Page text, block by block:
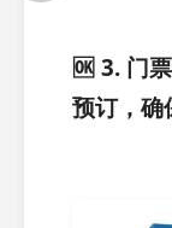
🆗 3. 门
预订，确